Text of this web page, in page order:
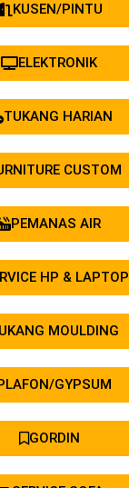
KUSEN/PINTU
ELEKTRONIK
TUKANG HARIAN
CUSTOM
PEMANAS AIR
HP & LAPTOP
MOULDING
GYPSUM
GORDIN